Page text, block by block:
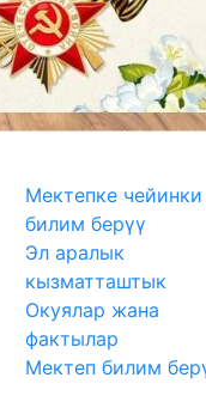
29.04.2025
Мектепке чейинки
билим берүү
Эл аралык
кызматташтык
Окуялар жана
фактылар
Мектеп билим